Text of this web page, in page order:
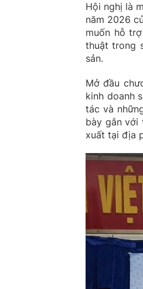
Hội nghị là
năm 2026
muốn hỗ
thuật trong
sản.
Mở đầu
kinh doanh
tác và
bày gắn với
xuất tại địa